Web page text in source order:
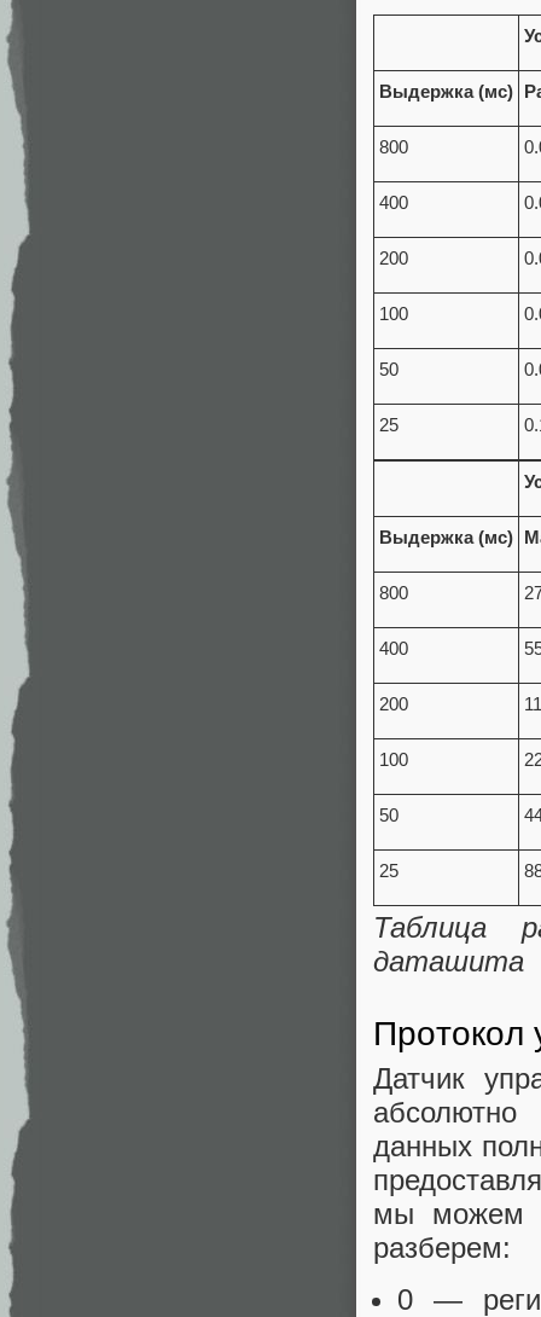
Выдержка (мс)
800
400
200
100
50
25
Выдержка (мс)
800
400
200
100
50
25
Таблица
даташита
Протокол
Датчик
данных
мы можем
разберем:
0 —